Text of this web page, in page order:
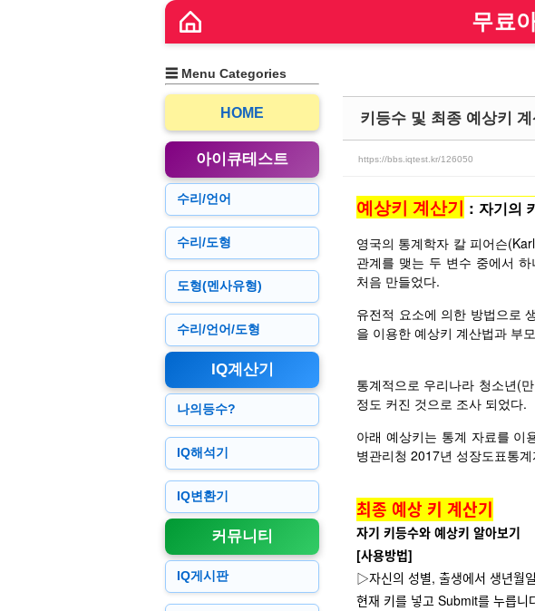
무료
키등수 및 최종 예상키
https://bbs.iqtest.kr/126050
예상키 계산기 : 자기의
영국의 통계학자 칼 피어슨
관계를 맺는 두 변수 중에서
처음 만들었다.
유전적 요소에 의한 방법으로
을 이용한 예상키 계산법과 부
통계적으로 우리나라 청소년(
정도 커진 것으로 조사 되었다.
아래 예상키는 통계 자료를 이
병관리청 2017년 성장도표통
최종 예상 키 계산기
자기 키등수와 예상키 알아보기
[사용방법]
▷자신의 성별, 출생에서 생년월
현재 키를 넣고 Submit를 누릅니
☰ Menu Categories
HOME
아이큐테스트
수리/언어
수리/도형
도형(멘사유형)
수리/언어/도형
IQ계산기
나의등수?
IQ해석기
IQ변환기
커뮤니티
IQ게시판